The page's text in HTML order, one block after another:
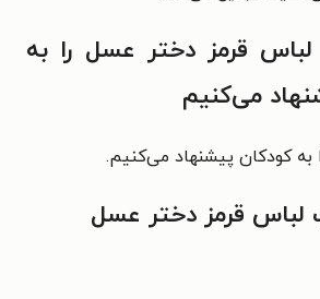
قرمز دختر عسل را به
می‌کنیم
به کودکان پیشنهاد می‌کنیم.
قرمز دختر عسل